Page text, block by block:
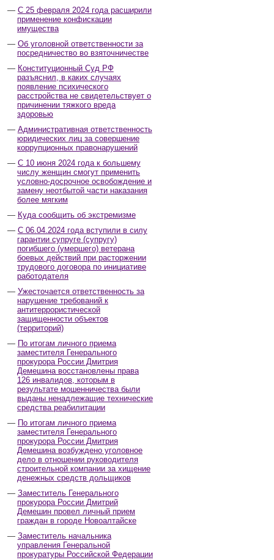
С 25 февраля 2024 года расширили
применение конфискации
имущества
Об уголовной ответственности за
посредничество во взяточничестве
Конституционный Суд РФ
разъяснил, в каких случаях
появление психического
расстройства не свидетельствует о
причинении тяжкого вреда
здоровью
Административная ответственность
юридических лиц за совершение
коррупционных правонарушений
С 10 июня 2024 года к большему
числу женщин смогут применить
условно-досрочное освобождение и
замену неотбытой части наказания
более мягким
Куда сообщить об экстремизме
С 06.04.2024 года вступили в силу
гарантии супруге (супругу)
погибшего (умершего) ветерана
боевых действий при расторжении
трудового договора по инициативе
работодателя
Ужесточается ответственность за
нарушение требований к
антитеррористической
защищенности объектов
(территорий)
По итогам личного приема
заместителя Генерального
прокурора России Дмитрия
Демешина восстановлены права
126 инвалидов, которым в
результате мошенничества были
выданы ненадлежащие технические
средства реабилитации
По итогам личного приема
заместителя Генерального
прокурора России Дмитрия
Демешина возбуждено уголовное
дело в отношении руководителя
строительной компании за хищение
денежных средств дольщиков
Заместитель Генерального
прокурора России Дмитрий
Демешин провел личный прием
граждан в городе Новоалтайске
Заместитель начальника
управления Генеральной
прокуратуры Российской Федерации